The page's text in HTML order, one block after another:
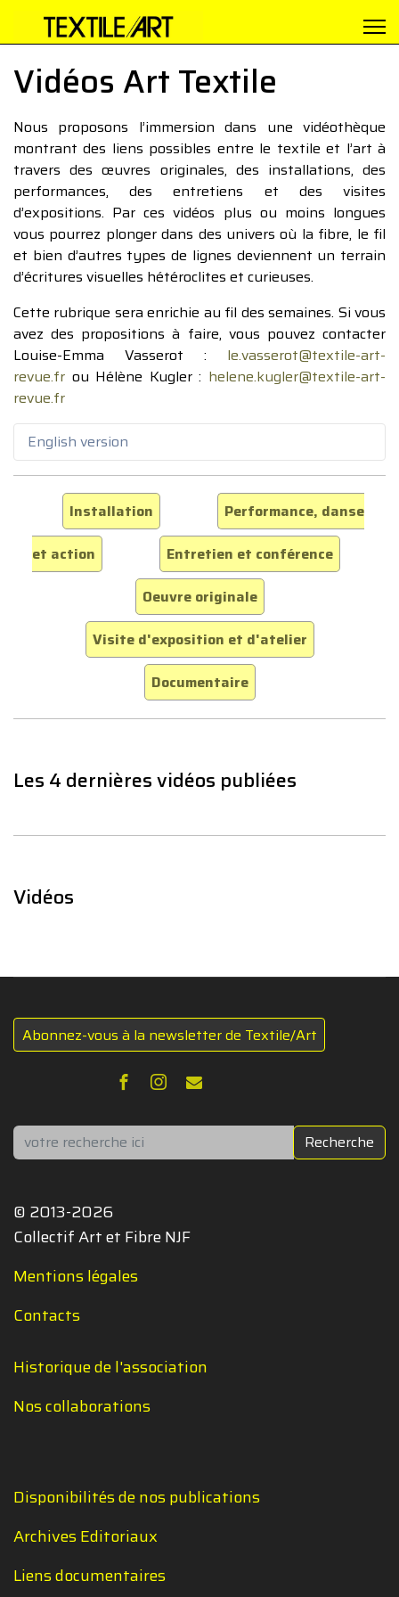
Vidéos Art Textile
Nous proposons l’immersion dans une vidéothèque
montrant des liens possibles entre le textile et l’art à
travers des œuvres originales, des installations, des
performances, des entretiens et des visites
d’expositions. Par ces vidéos plus ou moins longues
vous pourrez plonger dans des univers où la fibre, le fil
et bien d’autres types de lignes deviennent un terrain
d’écritures visuelles hétéroclites et curieuses.
Cette rubrique sera enrichie au fil des semaines. Si vous
avez des propositions à faire, vous pouvez contacter
Louise-Emma Vasserot : le.vasserot@textile-art-
revue.fr ou Hélène Kugler : helene.kugler@textile-art-
revue.fr
English version
Installation
Performance, danse
et action
Entretien et conférence
Oeuvre originale
Visite d'exposition et d'atelier
Documentaire
Les 4 dernières vidéos publiées
Vidéos
Abonnez-vous à la newsletter de Textile/Art
Rechercher Recherche
© 2013-2026
Collectif Art et Fibre NJF
Mentions légales
Contacts
Historique de l'association
Nos collaborations
Disponibilités de nos publications
Archives Editoriaux
Liens documentaires